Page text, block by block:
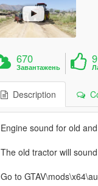
670
Завантажень
9
Description
Engine sound for old
The old tractor will
Go to